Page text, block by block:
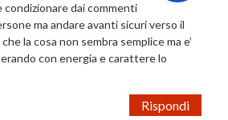
condizionare dai commenti
ma andare avanti sicuri verso il
la cosa non sembra semplice ma e’
con energia e carattere lo
Rispondi